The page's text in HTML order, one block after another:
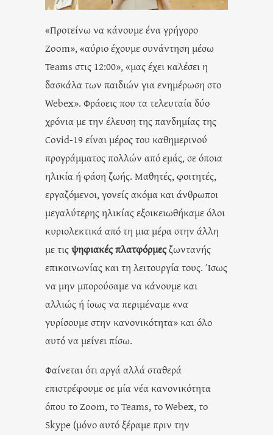
«Προτείνω να κάνουμε ένα γρήγορο
Zoom», «αύριο έχουμε συνάντηση μέσω
Teams στις 12:00», «μας έχει καλέσει η
δασκάλα των παιδιών για ενημέρωση στο
Webex». Φράσεις που τα τελευταία δύο
χρόνια με την έλευση της πανδημίας της
Covid-19 είναι μέρος του καθημερινού
προγράμματος πολλών από εμάς, σε όποια
ηλικία ή φάση ζωής. Μαθητές, φοιτητές,
εργαζόμενοι, γονείς ακόμα και άνθρωποι
μεγαλύτερης ηλικίας εξοικειωθήκαμε όλοι
κυριολεκτικά από τη μια μέρα στην άλλη
με τιςψηφιακές πλατφόρμεςζωντανής
επικοινωνίας και τη λειτουργία τους. Ίσως
να μην μπορούσαμε να κάνουμε και
αλλιώς ή ίσως να περιμέναμε «να
γυρίσουμε στην κανονικότητα» και όλο
αυτό να μείνει πίσω.
Φαίνεται ότι αργά αλλά σταθερά
επιστρέφουμε σε μία νέα κανονικότητα
όπου το Zoom, το Teams, το Webex, το
Skype (μόνο αυτό ξέραμε πριν την